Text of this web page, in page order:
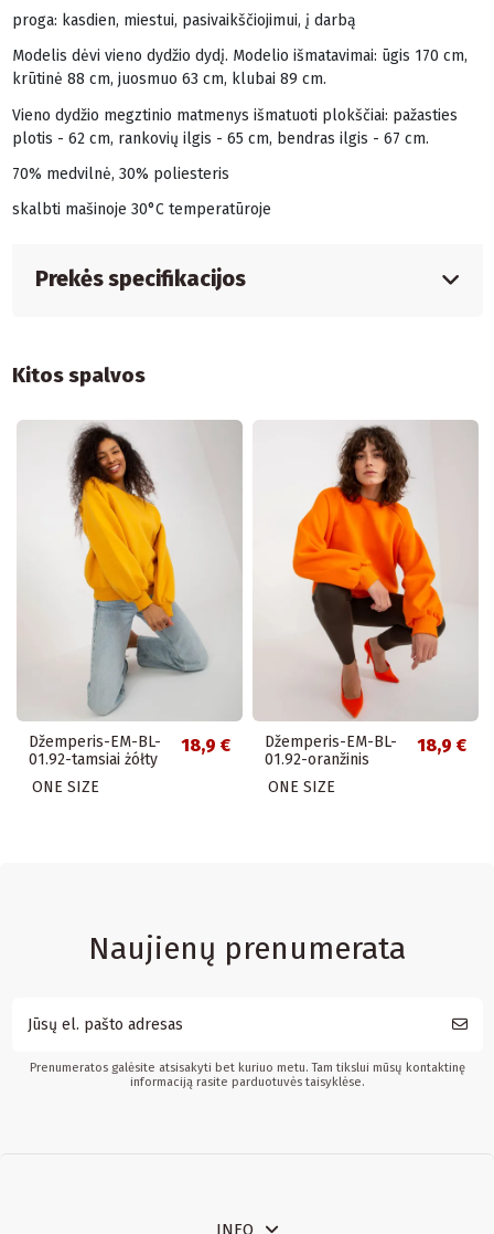
proga: kasdien, miestui, pasivaikščiojimui, į darbą
Modelis dėvi vieno dydžio dydį. Modelio išmatavimai: ūgis 170 cm,
krūtinė 88 cm, juosmuo 63 cm, klubai 89 cm.
Vieno dydžio megztinio matmenys išmatuoti plokščiai: pažasties
plotis - 62 cm, rankovių ilgis - 65 cm, bendras ilgis - 67 cm.
70% medvilnė, 30% poliesteris
skalbti mašinoje 30°C temperatūroje
Prekės specifikacijos
Kitos spalvos
Džemperis-EM-BL-
01.92-tamsiai żółty
18,9 €
ONE SIZE
Džemperis-EM-BL-
01.92-oranžinis
18,9 €
ONE SIZE
Naujienų prenumerata
Prenumeratos galėsite atsisakyti bet kuriuo metu. Tam tikslui mūsų kontaktinę
informaciją rasite parduotuvės taisyklėse.
INFO